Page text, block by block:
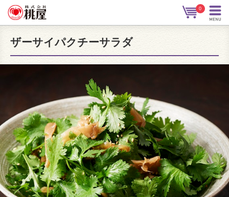
0
ザーサイパクチーサラダ